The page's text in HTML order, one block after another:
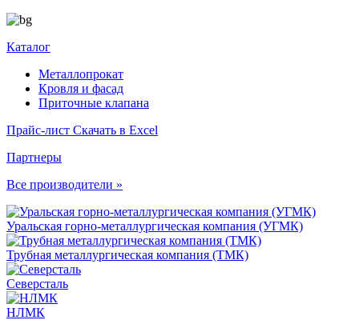
Каталог
Металлопрокат
Кровля и фасад
Приточные клапана
Прайс-лист Скачать в Excel
Партнеры
Все производители »
Уральская горно-металлургическая компания (УГМК)
Трубная металлургическая компания (ТМК)
Северсталь
НЛМК